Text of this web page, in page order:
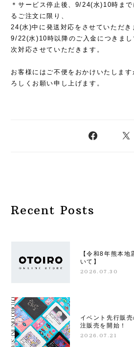
＊サービス停止後、9/24(水)10時ま
るご注文に限り、
24(水)中に発送対応をさせていただき
9/22(水)10時以降のご入金につきま
次対応させていただきます。
お客様にはご不便をおかけいたします
ろしくお願い申し上げます。
Recent Posts
【令和8年熊本地
いて】
2026.07.30
イベント先行販
注販売を開始！
2026.07.21